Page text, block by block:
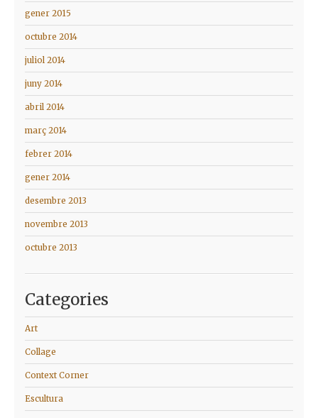
gener 2015
octubre 2014
juliol 2014
juny 2014
abril 2014
març 2014
febrer 2014
gener 2014
desembre 2013
novembre 2013
octubre 2013
Categories
Art
Collage
Context Corner
Escultura